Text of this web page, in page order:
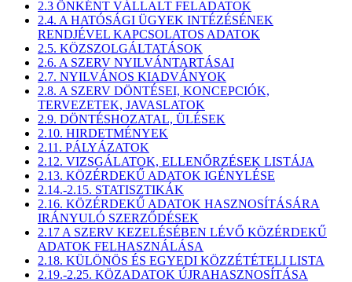
2.3 ÖNKÉNT VÁLLALT FELADATOK
2.4. A HATÓSÁGI ÜGYEK INTÉZÉSÉNEK
RENDJÉVEL KAPCSOLATOS ADATOK
2.5. KÖZSZOLGÁLTATÁSOK
2.6. A SZERV NYILVÁNTARTÁSAI
2.7. NYILVÁNOS KIADVÁNYOK
2.8. A SZERV DÖNTÉSEI, KONCEPCIÓK,
TERVEZETEK, JAVASLATOK
2.9. DÖNTÉSHOZATAL, ÜLÉSEK
2.10. HIRDETMÉNYEK
2.11. PÁLYÁZATOK
2.12. VIZSGÁLATOK, ELLENŐRZÉSEK LISTÁJA
2.13. KÖZÉRDEKŰ ADATOK IGÉNYLÉSE
2.14.-2.15. STATISZTIKÁK
2.16. KÖZÉRDEKŰ ADATOK HASZNOSÍTÁSÁRA
IRÁNYULÓ SZERZŐDÉSEK
2.17 A SZERV KEZELÉSÉBEN LÉVŐ KÖZÉRDEKŰ
ADATOK FELHASZNÁLÁSA
2.18. KÜLÖNÖS ÉS EGYEDI KÖZZÉTÉTELI LISTA
2.19.-2.25. KÖZADATOK ÚJRAHASZNOSÍTÁSA